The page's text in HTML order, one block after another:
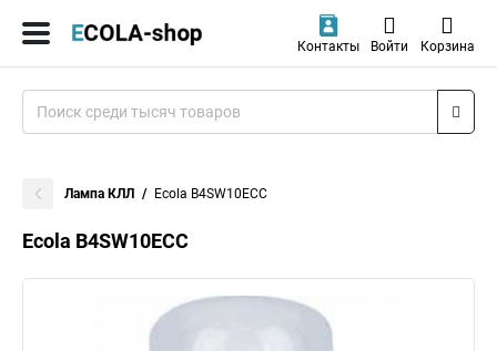
Контакты Войти Корзина
Лампа КЛЛ Ecola B4SW10ECC
Ecola B4SW10ECC